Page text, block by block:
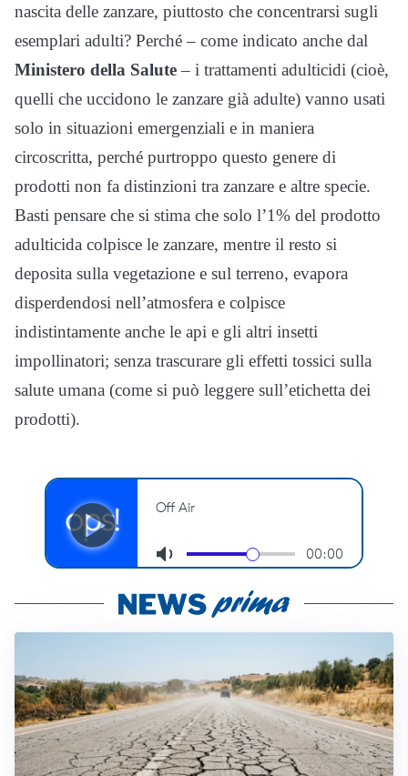
nascita delle zanzare, piuttosto che concentrarsi sugli
esemplari adulti? Perché – come indicato anche dal
Ministero della Salute– i trattamenti adulticidi (cioè,
quelli che uccidono le zanzare già adulte) vanno usati
solo in situazioni emergenziali e in maniera
circoscritta, perché purtroppo questo genere di
prodotti non fa distinzioni tra zanzare e altre specie.
Basti pensare che si stima che solo l’1% del prodotto
adulticida colpisce le zanzare, mentre il resto si
deposita sulla vegetazione e sul terreno, evapora
disperdendosi nell’atmosfera e colpisce
indistintamente anche le api e gli altri insetti
impollinatori; senza trascurare gli effetti tossici sulla
salute umana (come si può leggere sull’etichetta dei
prodotti).